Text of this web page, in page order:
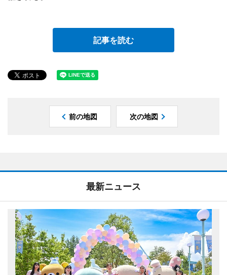
記事を読む
前の地図 次の地図
最新ニュース